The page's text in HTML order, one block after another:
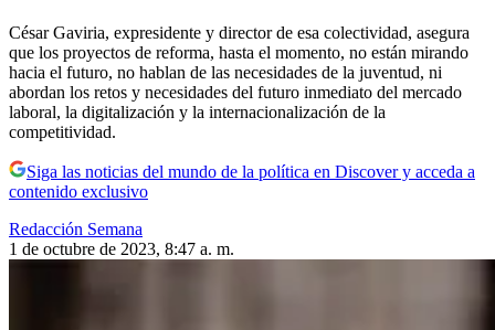
César Gaviria, expresidente y director de esa colectividad, asegura
que los proyectos de reforma, hasta el momento, no están mirando
hacia el futuro, no hablan de las necesidades de la juventud, ni
abordan los retos y necesidades del futuro inmediato del mercado
laboral, la digitalización y la internacionalización de la
competitividad.
Siga las noticias del mundo de la política en Discover y acceda a
contenido exclusivo
Redacción Semana
1 de octubre de 2023, 8:47 a. m.